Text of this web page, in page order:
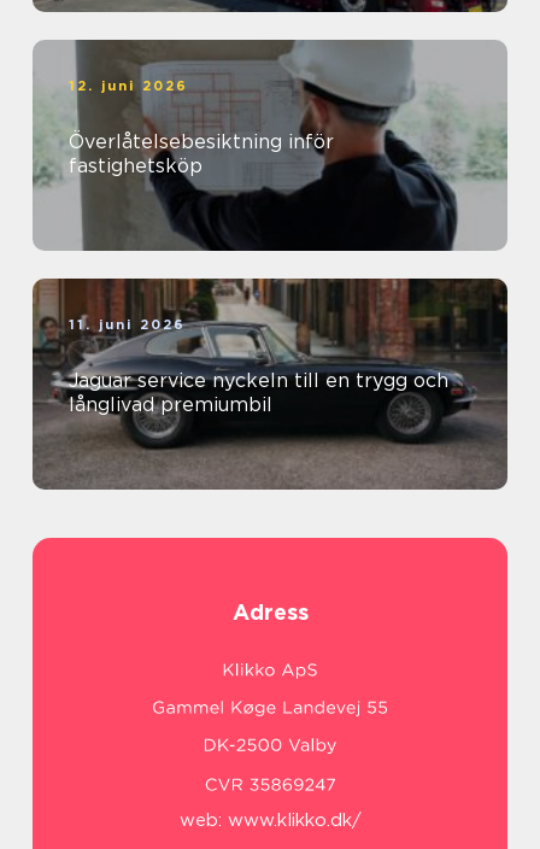
12. juni 2026
Överlåtelsebesiktning inför
fastighetsköp
11. juni 2026
Jaguar service nyckeln till en trygg och
långlivad premiumbil
Adress
web: www.klikko.dk/